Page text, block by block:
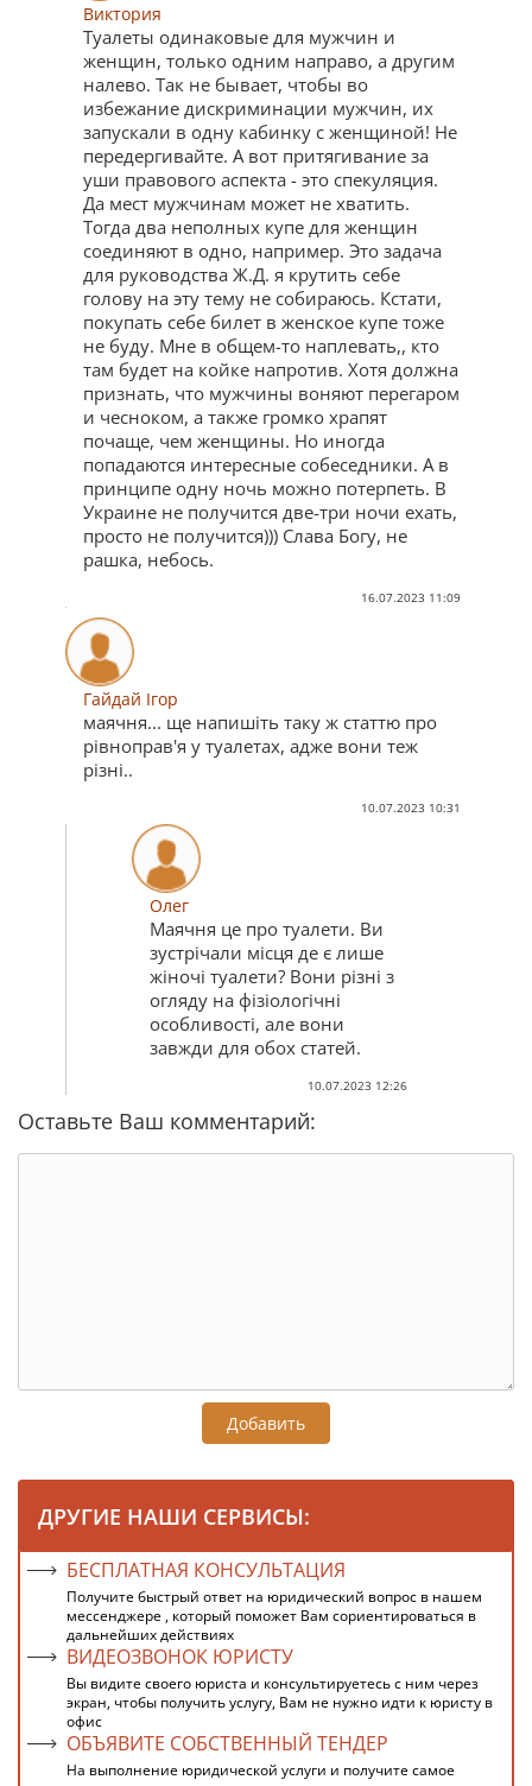
Виктория
Туалеты одинаковые для мужчин и
женщин, только одним направо, а другим
налево. Так не бывает, чтобы во
избежание дискриминации мужчин, их
запускали в одну кабинку с женщиной! Не
передергивайте. А вот притягивание за
уши правового аспекта - это спекуляция.
Да мест мужчинам может не хватить.
Тогда два неполных купе для женщин
соединяют в одно, например. Это задача
для руководства Ж.Д. я крутить себе
голову на эту тему не собираюсь. Кстати,
покупать себе билет в женское купе тоже
не буду. Мне в общем-то наплевать,, кто
там будет на койке напротив. Хотя должна
признать, что мужчины воняют перегаром
и чесноком, а также громко храпят
почаще, чем женщины. Но иногда
попадаются интересные собеседники. А в
принципе одну ночь можно потерпеть. В
Украине не получится две-три ночи ехать,
просто не получится))) Слава Богу, не
рашка, небось.
16.07.2023 11:09
Гайдай Ігор
маячня... ще напишіть таку ж статтю про
рівноправ'я у туалетах, адже вони теж
різні..
10.07.2023 10:31
Олег
Маячня це про туалети. Ви
зустрічали місця де є лише
жіночі туалети? Вони різні з
огляду на фізіологічні
особливості, але вони
завжди для обох статей.
10.07.2023 12:26
Оставьте Ваш комментарий:
Добавить
ДРУГИЕ НАШИ СЕРВИСЫ:
БЕСПЛАТНАЯ КОНСУЛЬТАЦИЯ
Получите быстрый ответ на юридический вопрос в нашем
мессенджере , который поможет Вам сориентироваться в
дальнейших действиях
ВИДЕОЗВОНОК ЮРИСТУ
Вы видите своего юриста и консультируетесь с ним через
экран, чтобы получить услугу, Вам не нужно идти к юристу в
офис
ОБЪЯВИТЕ СОБСТВЕННЫЙ ТЕНДЕР
На выполнение юридической услуги и получите самое